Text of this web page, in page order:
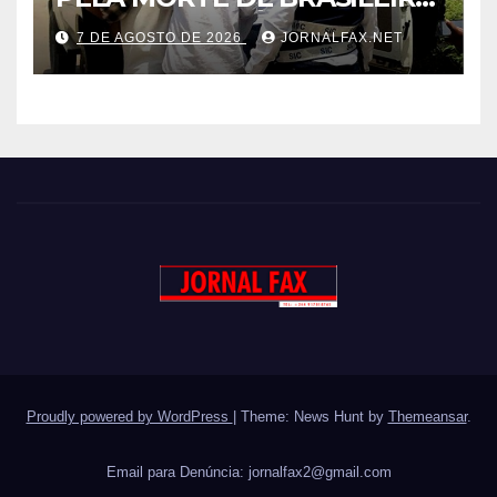
LIGADO AO TRÁFICO DE
DROGA EM LUANDA
7 DE AGOSTO DE 2026 JORNALFAX.NET
Proudly powered by WordPress | Theme: News Hunt by Themeansar.
Email para Denúncia: jornalfax2@gmail.com